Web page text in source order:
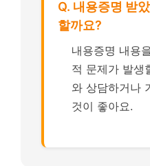
Q. 내용증명 받
할까요?
내용증명 내용
적 문제가 발생
와 상담하거나
것이 좋아요.